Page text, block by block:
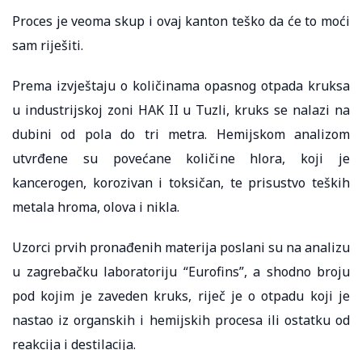
Proces je veoma skup i ovaj kanton teško da će to moći
sam riješiti.
Prema izvještaju o količinama opasnog otpada kruksa
u industrijskoj zoni HAK II u Tuzli, kruks se nalazi na
dubini od pola do tri metra. Hemijskom analizom
utvrđene su povećane količine hlora, koji je
kancerogen, korozivan i toksičan, te prisustvo teških
metala hroma, olova i nikla.
Uzorci prvih pronađenih materija poslani su na analizu
u zagrebačku laboratoriju “Eurofins”, a shodno broju
pod kojim je zaveden kruks, riječ je o otpadu koji je
nastao iz organskih i hemijskih procesa ili ostatku od
reakcija i destilacija.